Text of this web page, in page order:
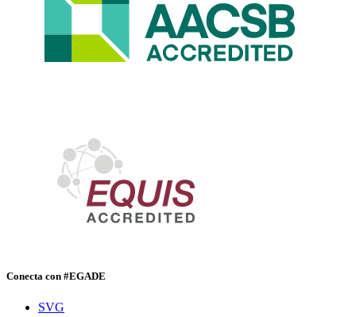
Conecta con #EGADE
SVG